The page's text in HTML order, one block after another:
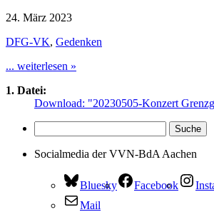
24. März 2023
DFG-VK, Gedenken
... weiterlesen »
1. Datei:
Download: "20230505-Konzert
Socialmedia der VVN-BdA Aachen
Bluesky Facebook
Mail